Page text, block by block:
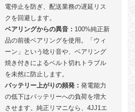
電停止を防ぎ、配送業務の遅延リス
クを回避します。
ベアリングからの異音： 100%純正新
品の前後ベアリングを使用。「ウィ
ーン」という唸り音や、ベアリング
焼き付きによるベルト切れトラブル
を未然に防止します。
バッテリー上がりの頻発： 発電能力
の低下はバッテリーへの負荷を増大
させます。純正リマニなら、4JJ1エ